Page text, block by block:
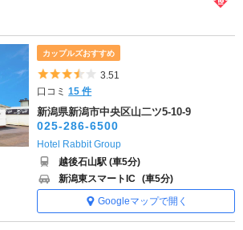
カップルズおすすめ
5つ星のうち3.5
3.51
口コミ15 件
新潟県新潟市中央区山二ツ5-10-9
025-286-6500
Hotel Rabbit Group
越後石山駅 (車5分)
新潟東スマートIC (車5分)
Googleマップで開く